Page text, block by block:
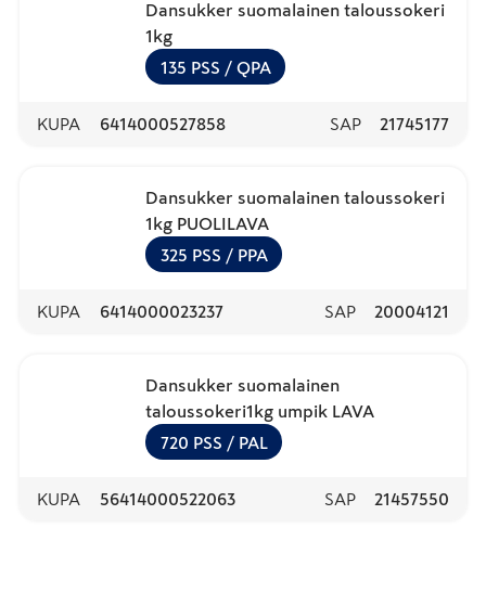
Dansukker suomalainen taloussokeri
1kg
135 PSS / QPA
KUPA 6414000527858 SAP 21745177
Dansukker suomalainen taloussokeri
1kg PUOLILAVA
325 PSS / PPA
KUPA 6414000023237 SAP 20004121
Dansukker suomalainen
taloussokeri1kg umpik LAVA
720 PSS / PAL
KUPA 56414000522063 SAP 21457550